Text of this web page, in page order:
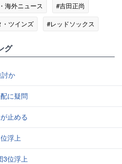
海外ニュース
#吉田正尚
ツインズ
#レッドソックス
グ
か
に疑問
止める
浮上
3位浮上